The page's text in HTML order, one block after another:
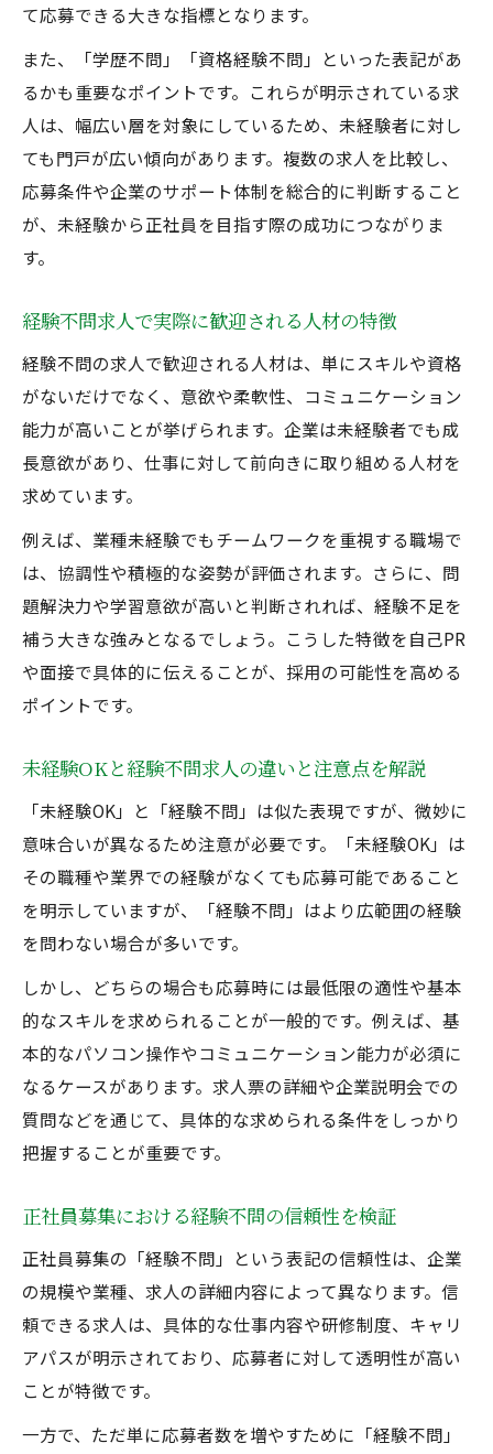
て応募できる大きな指標となります。
また、「学歴不問」「資格経験不問」といった表記があ
るかも重要なポイントです。これらが明示されている求
人は、幅広い層を対象にしているため、未経験者に対し
ても門戸が広い傾向があります。複数の求人を比較し、
応募条件や企業のサポート体制を総合的に判断すること
が、未経験から正社員を目指す際の成功につながりま
す。
経験不問求人で実際に歓迎される人材の特徴
経験不問の求人で歓迎される人材は、単にスキルや資格
がないだけでなく、意欲や柔軟性、コミュニケーション
能力が高いことが挙げられます。企業は未経験者でも成
長意欲があり、仕事に対して前向きに取り組める人材を
求めています。
例えば、業種未経験でもチームワークを重視する職場で
は、協調性や積極的な姿勢が評価されます。さらに、問
題解決力や学習意欲が高いと判断されれば、経験不足を
補う大きな強みとなるでしょう。こうした特徴を自己PR
や面接で具体的に伝えることが、採用の可能性を高める
ポイントです。
未経験OKと経験不問求人の違いと注意点を解説
「未経験OK」と「経験不問」は似た表現ですが、微妙に
意味合いが異なるため注意が必要です。「未経験OK」は
その職種や業界での経験がなくても応募可能であること
を明示していますが、「経験不問」はより広範囲の経験
を問わない場合が多いです。
しかし、どちらの場合も応募時には最低限の適性や基本
的なスキルを求められることが一般的です。例えば、基
本的なパソコン操作やコミュニケーション能力が必須に
なるケースがあります。求人票の詳細や企業説明会での
質問などを通じて、具体的な求められる条件をしっかり
把握することが重要です。
正社員募集における経験不問の信頼性を検証
正社員募集の「経験不問」という表記の信頼性は、企業
の規模や業種、求人の詳細内容によって異なります。信
頼できる求人は、具体的な仕事内容や研修制度、キャリ
アパスが明示されており、応募者に対して透明性が高い
ことが特徴です。
一方で、ただ単に応募者数を増やすために「経験不問」